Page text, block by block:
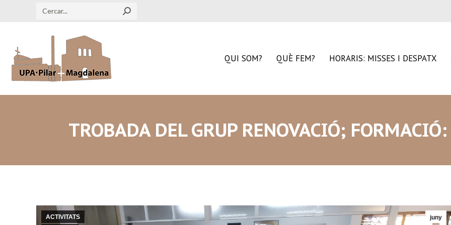
Search:
QUI SOM? QUÈ FEM? HORARIS: MISSES I DESPATX
TROBADA DEL GRUP RENOVACIÓ;
juny
ACTIVITATS